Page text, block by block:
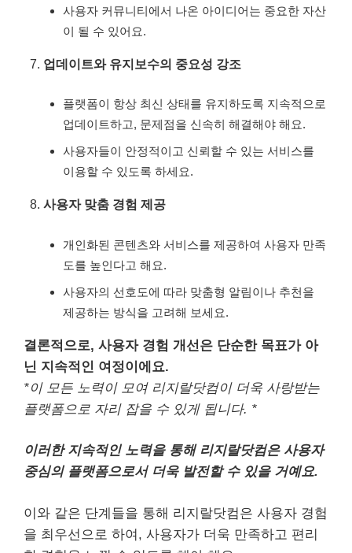
사용자 커뮤니티에서 나온 아이디어는 중요한 자산
이 될 수 있어요.
업데이트와 유지보수의 중요성 강조
플랫폼이 항상 최신 상태를 유지하도록 지속적으로
업데이트하고, 문제점을 신속히 해결해야 해요.
사용자들이 안정적이고 신뢰할 수 있는 서비스를
이용할 수 있도록 하세요.
사용자 맞춤 경험 제공
개인화된 콘텐츠와 서비스를 제공하여 사용자 만족
도를 높인다고 해요.
사용자의 선호도에 따라 맞춤형 알림이나 추천을
제공하는 방식을 고려해 보세요.
결론적으로, 사용자 경험 개선은 단순한 목표가 아
닌 지속적인 여정이에요.
*이 모든 노력이 모여 리지랄닷컴이 더욱 사랑받는
플랫폼으로 자리 잡을 수 있게 됩니다. *
이러한 지속적인 노력을 통해 리지랄닷컴은 사용자
중심의 플랫폼으로서 더욱 발전할 수 있을 거예요.
이와 같은 단계들을 통해 리지랄닷컴은 사용자 경험
을 최우선으로 하여, 사용자가 더욱 만족하고 편리